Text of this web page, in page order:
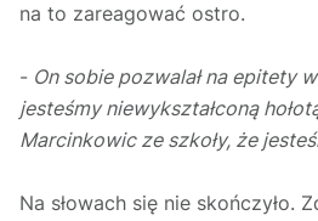
na to zareagować ostro.
- On sobie pozwalał na epitety
jesteśmy niewykształconą
Marcinkowic ze szkoły, że
Na słowach się nie skończyło.